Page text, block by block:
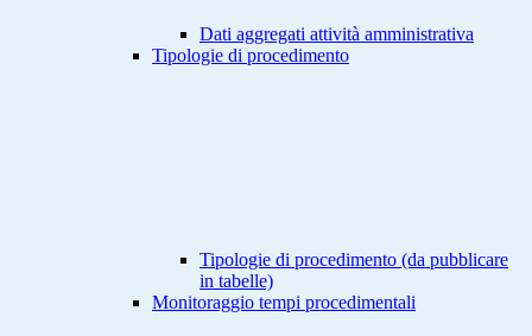
Dati aggregati attività amministrativa
Tipologie di procedimento
Tipologie di procedimento (da pubblicare
in tabelle)
Monitoraggio tempi procedimentali